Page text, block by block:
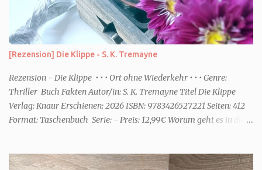
gutes Essen, ein guter Wein oder Cocktail, vielleicht ein gutes Buch
dazu. Ihr liebt es Sonnenuntergänge zu beobachten und genießt
einfach jeden Moment. Dann seid ihr wie ich der Typ Genießer.
Hier empfehle ich tatsächlich Düfte die zur Jahreszeit passen, weil
ihr dann bessere entspannen könnt. Zum Beispiel ein Duschgel mit
einem frisch-fruchtigen Duft, wie die Kneipp Aroma-Pflegedusche
“ Sommer Flirt ...
[Rezension] Die Klippe - S. K. Tremayne
Rezension - Die Klippe • • • Ort ohne Wiederkehr • • • Genre:
Thriller Buch Fakten Autor/in: S. K. Tremayne Titel Die Klippe
Verlag: Knaur Erschienen: 2026 ISBN: 9783426527221 Seiten: 412
Format: Taschenbuch Serie: - Preis: 12,99€ Worum geht es in dem
was wirklich passierte, denn beide Kinder beschuldigen sich